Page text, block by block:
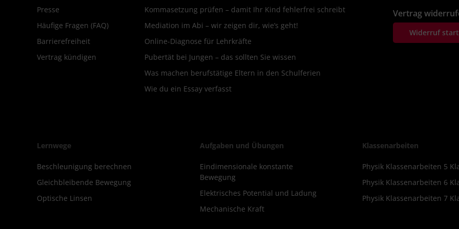
Presse
Häufige Fragen (FAQ)
Barrierefreiheit
Vertrag kündigen
Kommasetzung prüfen – damit Ihr Kind fehlerfrei schreibt
Mediation im Abi – wir zeigen dir, wie’s geht!
Online-Diagnose für Lehrkräfte
Pubertät bei Jungen – das sollten Sie wissen
Was machen berufstätige Eltern in den Schulferien
Wie du ein Essay verfasst
Vertrag
Widerruf
Lernwege
Beschleunigung berechnen
Gleichbleibende Bewegung
Optische Linsen
Aufgaben und Übungen
Eindimensionale konstante
Bewegung
Elektrisches Potential und Ladung
Mechanische Kraft
Klassenarbeiten
Physik Klassenarbeiten 5
Physik Klassenarbeiten 6
Physik Klassenarbeiten 7